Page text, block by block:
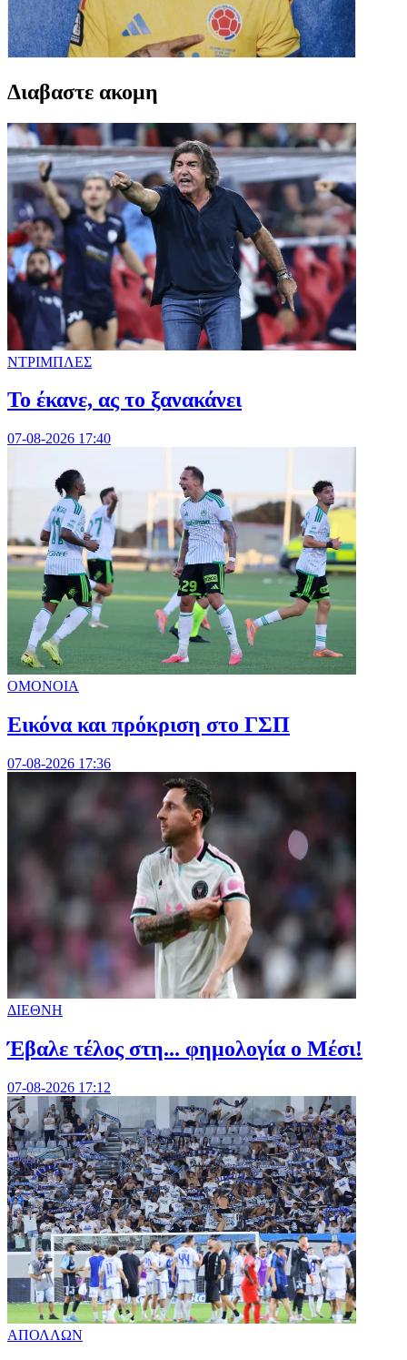
Διαβαστε ακομη
ΝΤΡΙΜΠΛΕΣ
Το έκανε, ας το ξανακάνει
07-08-2026 17:40
ΟΜΟΝΟΙΑ
Εικόνα και πρόκριση στο ΓΣΠ
07-08-2026 17:36
ΔΙΕΘΝΗ
Έβαλε τέλος στη... φημολογία o Μέσι!
07-08-2026 17:12
ΑΠΟΛΛΩΝ